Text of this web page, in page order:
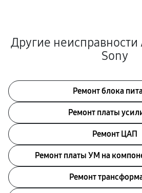
Другие
Sony
Ремонт блока
Ремонт платы
Ремонт ЦАП
Ремонт платы УМ на
Ремонт